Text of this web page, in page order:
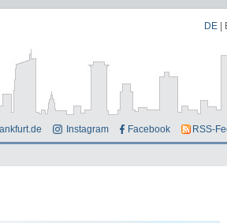
DE
Instagram Facebook RSS-